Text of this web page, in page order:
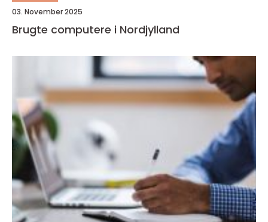
03. November 2025
Brugte computere i Nordjylland